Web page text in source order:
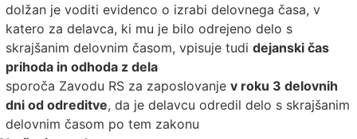
dolžan je voditi evidenco o izrabi delovnega časa, v
katero za delavca, ki mu je bilo odrejeno delo s
skrajšanim delovnim časom, vpisuje tudi dejanski čas
prihoda in odhoda z dela
sporoča Zavodu RS za zaposlovanje v roku 3 delovnih
dni od odreditve, da je delavcu odredil delo s skrajšanim
delovnim časom po tem zakonu